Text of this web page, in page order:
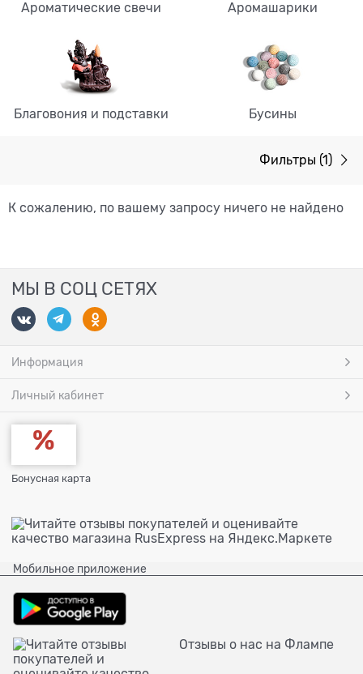
Ароматические свечи Аромашарики
Благовония и подставки Бусины
Фильтры (1)
К сожалению, по вашему запросу ничего не найдено
МЫ В СОЦ СЕТЯХ
Информация
Личный кабинет
Бонусная карта
Мобильное приложение
Отзывы о нас на Флампе